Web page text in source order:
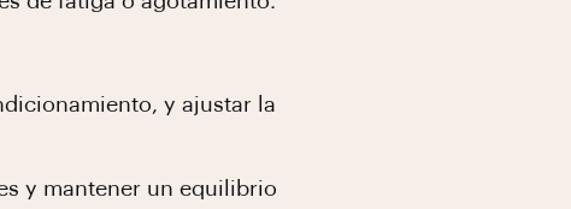
y ajustar la
y mantener un equilibrio